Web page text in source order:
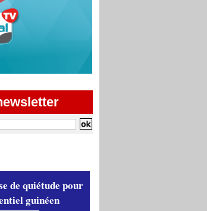
de quiétude pour
guinéen